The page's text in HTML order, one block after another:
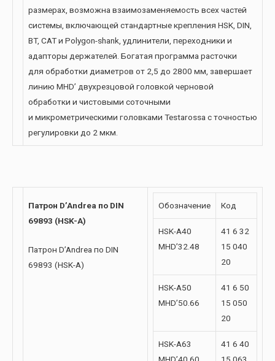
размерах, возможна взаимозаменяемость всех частей
системы, включающей стандартные крепления HSK, DIN,
BT, CAT и Polygon-shank, удлинители, переходники и
адапторы держателей. Богатая программа расточки
для обработки диаметров от 2,5 до 2800 мм, завершает
линию MHD’ двухрезцовой головкой черновой
обработки и чистовыми соточными
и микрометрическими головками Testarossa с точностью
регулировки до 2 мкм.
Патрон D’Andrea по DIN
69893 (HSK-A)
Патрон D’Andrea по DIN
69893 (HSK-A)
Обозначение Код
HSK-A40
MHD’32.48
41 6 32
15 040
20
HSK-A50
MHD’50.66
41 6 50
15 050
20
HSK-A63
41 6 40